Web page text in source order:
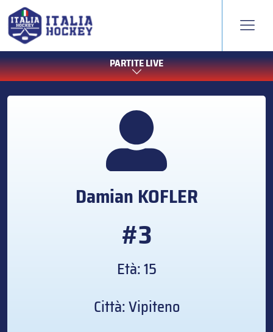
PARTITE LIVE
Damian KOFLER
#3
Età: 15
Città: Vipiteno